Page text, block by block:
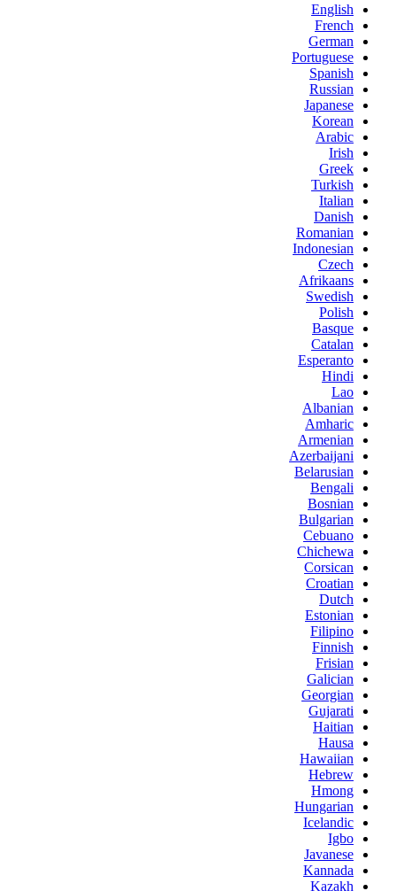
English
French
German
Portuguese
Spanish
Russian
Japanese
Korean
Arabic
Irish
Greek
Turkish
Italian
Danish
Romanian
Indonesian
Czech
Afrikaans
Swedish
Polish
Basque
Catalan
Esperanto
Hindi
Lao
Albanian
Amharic
Armenian
Azerbaijani
Belarusian
Bengali
Bosnian
Bulgarian
Cebuano
Chichewa
Corsican
Croatian
Dutch
Estonian
Filipino
Finnish
Frisian
Galician
Georgian
Gujarati
Haitian
Hausa
Hawaiian
Hebrew
Hmong
Hungarian
Icelandic
Igbo
Javanese
Kannada
Kazakh